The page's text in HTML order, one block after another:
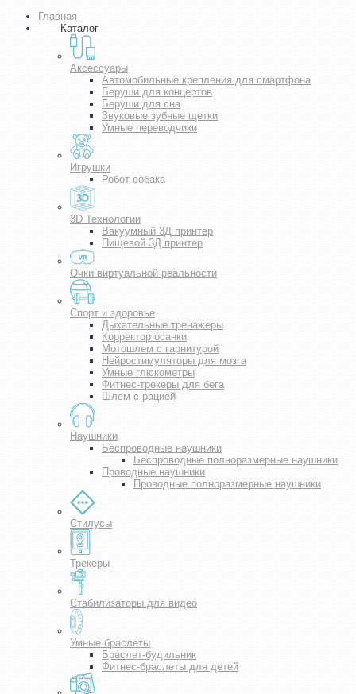
Главная
Каталог
Аксессуары
Автомобильные крепления для смартфона
Беруши для концертов
Беруши для сна
Звуковые зубные щетки
Умные переводчики
Игрушки
Робот-собака
3D Технологии
Вакуумный 3Д принтер
Пищевой 3Д принтер
Очки виртуальной реальности
Спорт и здоровье
Дыхательные тренажеры
Корректор осанки
Мотошлем с гарнитурой
Нейростимуляторы для мозга
Умные глюкометры
Фитнес-трекеры для бега
Шлем с рацией
Наушники
Беспроводные наушники
Беспроводные полноразмерные наушники
Проводные наушники
Проводные полноразмерные наушники
Стилусы
Трекеры
Стабилизаторы для видео
Умные браслеты
Браслет-будильник
Фитнес-браслеты для детей